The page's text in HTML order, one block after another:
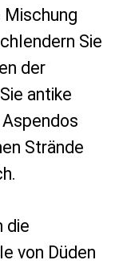
Mischung
Sie
der
antike
Strände
die
von Düden